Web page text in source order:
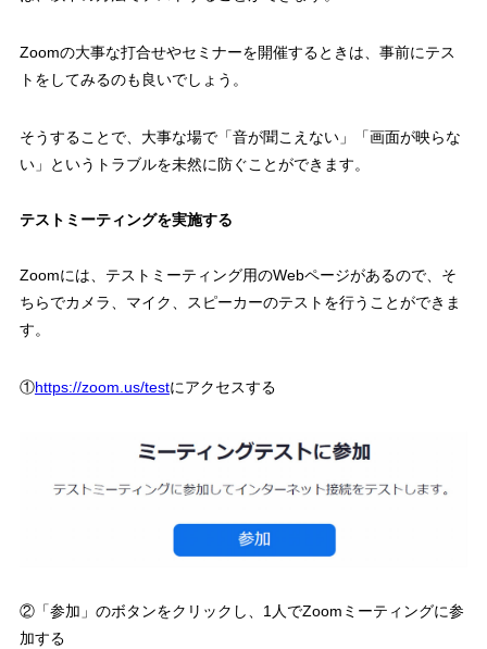
Zoomの大事な打合せやセミナーを開催するときは、事前にテス
トをしてみるのも良いでしょう。
そうすることで、大事な場で「音が聞こえない」「画面が映らな
い」というトラブルを未然に防ぐことができます。
テストミーティングを実施する
Zoomには、テストミーティング用のWebページがあるので、そ
ちらでカメラ、マイク、スピーカーのテストを行うことができま
す。
①https://zoom.us/testにアクセスする
②「参加」のボタンをクリックし、1人でZoomミーティングに参
加する